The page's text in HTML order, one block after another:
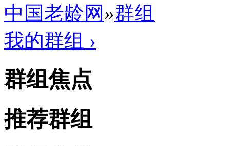
中国老龄网»群组
我的群组 ›
群组焦点
推荐群组